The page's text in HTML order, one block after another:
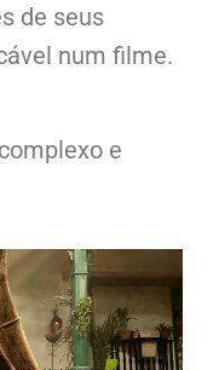
de seus
num filme.
e